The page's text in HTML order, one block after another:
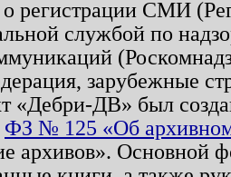
о регистрации СМИ
службой по
зарубежные
«Дебри-ДВ» был
ФЗ № 125 «Об
архивов». Основной